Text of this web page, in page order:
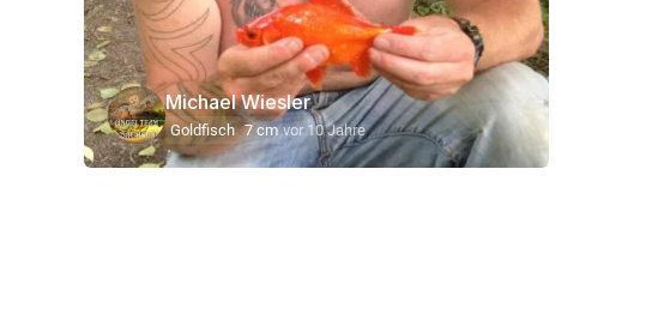
Michael Wiesler
Goldfisch 7 cm vor 10 Jahre